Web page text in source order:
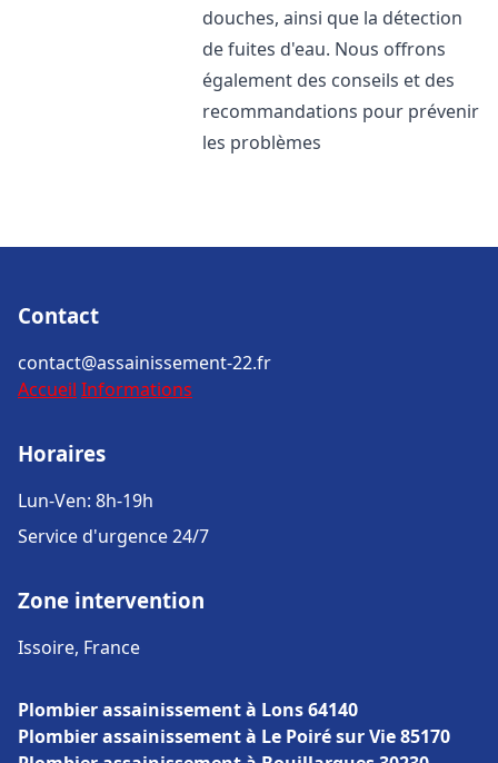
douches, ainsi que la détection
de fuites d'eau. Nous offrons
également des conseils et des
recommandations pour prévenir
les problèmes
Contact
contact@assainissement-22.fr
Accueil Informations
Horaires
Lun-Ven: 8h-19h
Service d'urgence 24/7
Zone intervention
Issoire, France
Plombier assainissement à Lons 64140
Plombier assainissement à Le Poiré sur Vie 85170